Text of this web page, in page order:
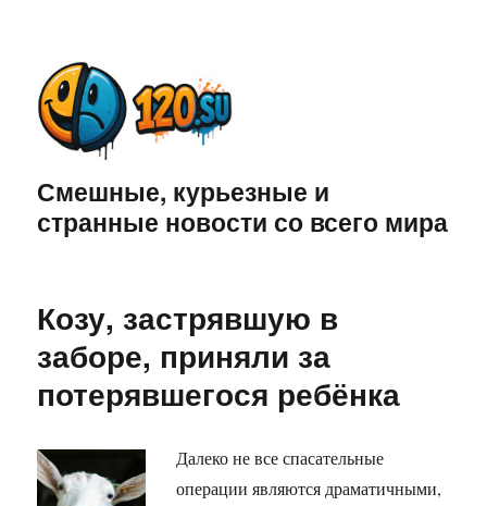
Смешные, курьезные и
странные новости со всего мира
Козу, застрявшую в
заборе, приняли за
потерявшегося ребёнка
Далеко не все спасательные
операции являются драматичными,